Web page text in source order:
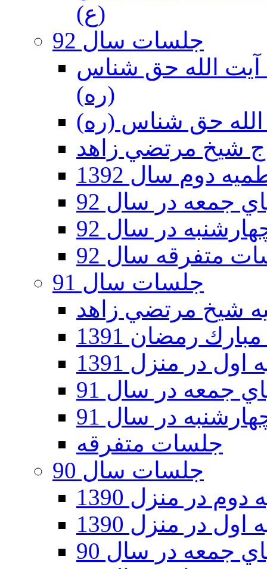
(ع)
جلسات سال 92
92 - حسينيه آيت الله حق شناس
(ره)
دوم سال 1392
جمعه در سال 92
در سال 92
متفرقه سال 92
جلسات سال 91
رمضان 1391
در منزل 1391
جمعه در سال 91
در سال 91
جلسات متفرقه
جلسات سال 90
در منزل 1390
در منزل 1390
جمعه در سال 90